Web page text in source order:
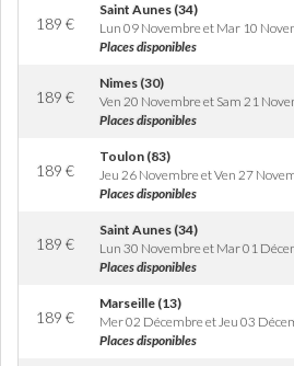
189 €
Saint Aunes (34)
Lun 09 Novembre et Mar 10
Places disponibles
189 €
Nimes (30)
Ven 20 Novembre et Sam 21
Places disponibles
189 €
Toulon (83)
Jeu 26 Novembre et Ven 27
Places disponibles
189 €
Saint Aunes (34)
Lun 30 Novembre et Mar 01
Places disponibles
189 €
Marseille (13)
Mer 02 Décembre et Jeu 03
Places disponibles